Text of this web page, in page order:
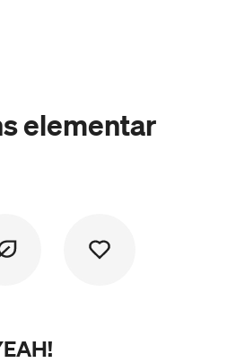
elementar